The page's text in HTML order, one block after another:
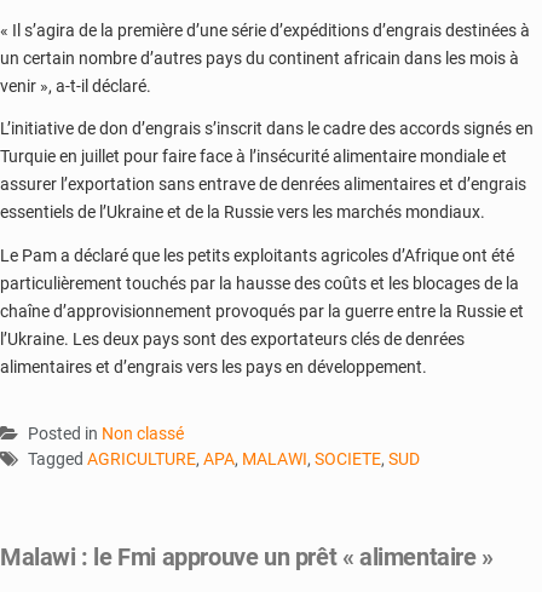
« Il s’agira de la première d’une série d’expéditions d’engrais destinées à
un certain nombre d’autres pays du continent africain dans les mois à
venir », a-t-il déclaré.
L’initiative de don d’engrais s’inscrit dans le cadre des accords signés en
Turquie en juillet pour faire face à l’insécurité alimentaire mondiale et
assurer l’exportation sans entrave de denrées alimentaires et d’engrais
essentiels de l’Ukraine et de la Russie vers les marchés mondiaux.
Le Pam a déclaré que les petits exploitants agricoles d’Afrique ont été
particulièrement touchés par la hausse des coûts et les blocages de la
chaîne d’approvisionnement provoqués par la guerre entre la Russie et
l’Ukraine. Les deux pays sont des exportateurs clés de denrées
alimentaires et d’engrais vers les pays en développement.
Posted in Non classé
Tagged AGRICULTURE, APA, MALAWI, SOCIETE, SUD
Malawi : le Fmi approuve un prêt « alimentaire »